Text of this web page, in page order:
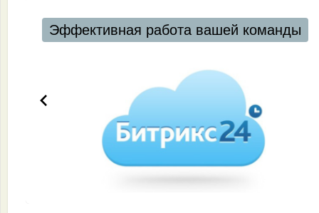
Эффективная работа вашей команды